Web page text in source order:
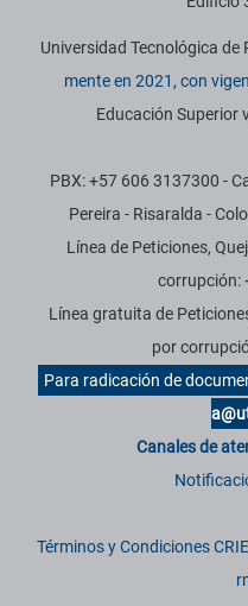
Universidad Tecnológica de
mente en 2021, con
Educación Superior
PBX: +57 606 3137300 -
Pereira - Risaralda -
Línea de Peticiones,
corrupción:
Línea gratuita de
por
Para radicación de
Canales de
Términos y Condiciones CRIE